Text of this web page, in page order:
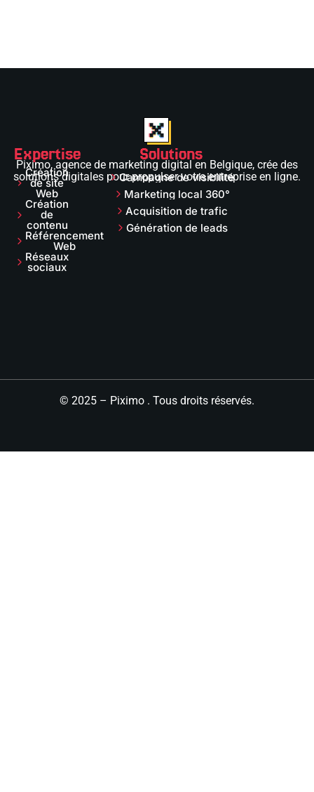
Piximo, agence de marketing digital en Belgique, crée des
solutions digitales pour propulser votre entreprise en ligne.
Expertise
Création
de site
Web
Création
de
contenu
Référencement
Web
Réseaux
sociaux
Solutions
Campagne de visibilité
Marketing local 360°
Acquisition de trafic
Génération de leads
© 2025 – Piximo . Tous droits réservés.